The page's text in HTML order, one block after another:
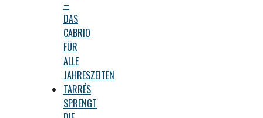
–
DAS
CABRIO
FÜR
ALLE
JAHRESZEITEN
TARRÉS
SPRENGT